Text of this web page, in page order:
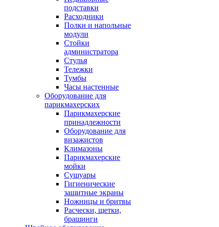
подставки
Расходники
Полки и напольные
модули
Стойки
администратора
Стулья
Тележки
Тумбы
Часы настенные
Оборудование для
парикмахерских
Парикмахерские
принадлежности
Оборудование для
визажистов
Климазоны
Парикмахерские
мойки
Сушуары
Гигиенические
защитные экраны
Ножницы и бритвы
Расчески, щетки,
брашинги